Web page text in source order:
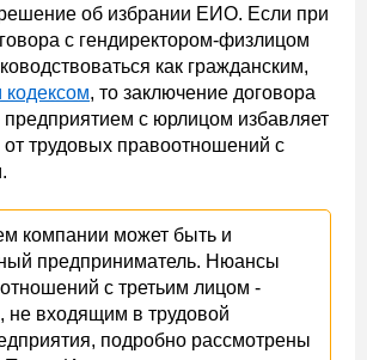
об избрании ЕИО. Если при
с гендиректором-физлицом
как гражданским,
, то заключение договора
с юрлицом избавляет
от трудовых правоотношений с
компании может быть и
предприниматель. Нюансы
с третьим лицом -
не входящим в трудовой
подробно рассмотрены